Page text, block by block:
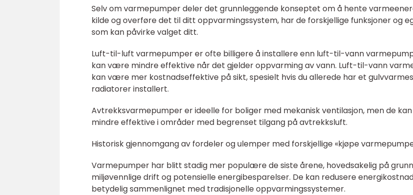
Selv om varmepumper deler det grunnleggende konseptet om å hente
kilde og overføre det til ditt oppvarmingssystem, har de forskjellige funksjoner og
som kan påvirke valget ditt.
Luft-til-luft varmepumper er ofte billigere å installere enn luft-til-vann
kan være mindre effektive når det gjelder oppvarming av vann. Luft-til-vann
kan være mer kostnadseffektive på sikt, spesielt hvis du allerede har et
radiatorer installert.
Avtrekksvarmepumper er ideelle for boliger med mekanisk ventilasjon, men de
mindre effektive i områder med begrenset tilgang på avtrekksluft.
Historisk gjennomgang av fordeler og ulemper med forskjellige «kjøpe
Varmepumper har blitt stadig mer populære de siste årene, hovedsakelig på
miljøvennlige drift og potensielle energibesparelser. De kan redusere
betydelig sammenlignet med tradisjonelle oppvarmingssystemer.